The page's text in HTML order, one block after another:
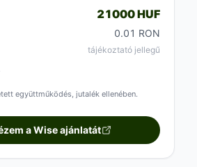
21000 HUF
0.01 RON
tájékoztató jellegű
együttműködés, jutalék ellenében.
a Wise ajánlatát